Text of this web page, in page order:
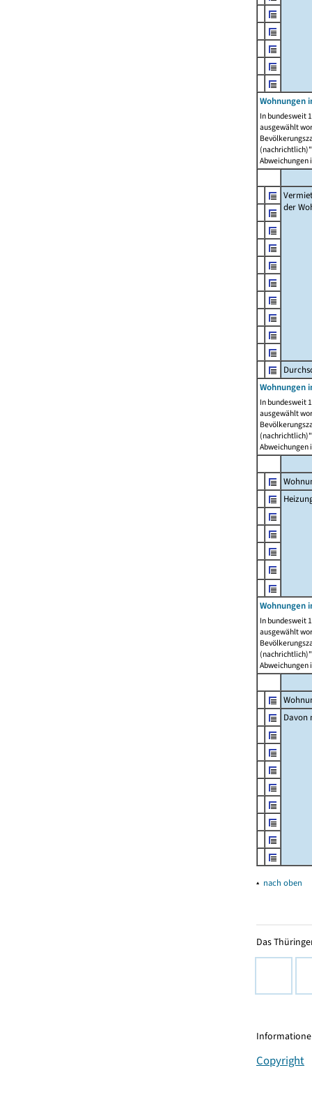
Wohnungen
In bundesweit
ausgewählt
Abweichungen
der
Wohnungen
In bundesweit
ausgewählt
Abweichungen
Wohnungen
In bundesweit
ausgewählt
Abweichungen
Davon
▴ nach oben
Das
Copyright